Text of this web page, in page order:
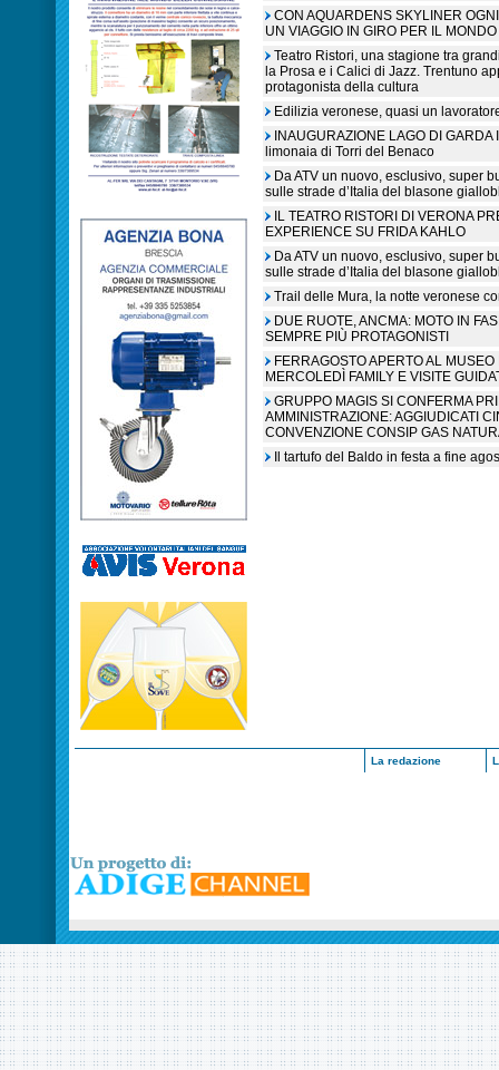
CON AQUARDENS SKYLINER
UN VIAGGIO IN GIRO PER IL MONDO
Teatro Ristori, una stagione tra
la Prosa e i Calici di Jazz. Trentuno
protagonista della cultura
Edilizia veronese, quasi un
INAUGURAZIONE LAGO DI
limonaia di Torri del Benaco
Da ATV un nuovo, esclusivo, super
sulle strade d’Italia del blasone
IL TEATRO RISTORI DI VERONA
EXPERIENCE SU FRIDA KAHLO
Da ATV un nuovo, esclusivo, super
sulle strade d’Italia del blasone
Trail delle Mura, la notte veronese
DUE RUOTE, ANCMA: MOTO IN
SEMPRE PIÙ PROTAGONISTI
FERRAGOSTO APERTO AL
MERCOLEDÌ FAMILY E VISITE
GRUPPO MAGIS SI CONFERMA
AMMINISTRAZIONE: AGGIUDICATI
CONVENZIONE CONSIP GAS
Il tartufo del Baldo in festa a fine
La redazione